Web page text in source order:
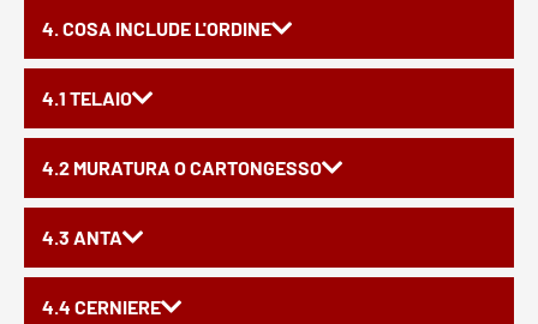
4. COSA INCLUDE L'ORDINE
4.1 TELAIO
4.2 MURATURA O CARTONGESSO
4.3 ANTA
4.4 CERNIERE